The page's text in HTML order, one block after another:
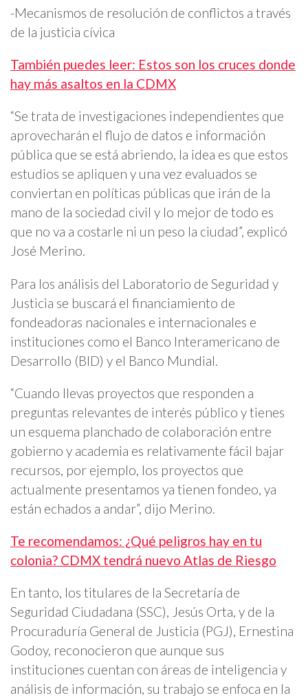
-Mecanismos de resolución de conflictos a través
de la justicia cívica
También puedes leer: Estos son los cruces donde
hay más asaltos en la CDMX
“Se trata de investigaciones independientes que
aprovecharán el flujo de datos e información
pública que se está abriendo, la idea es que estos
estudios se apliquen y una vez evaluados se
conviertan en políticas públicas que irán de la
mano de la sociedad civil y lo mejor de todo es
que no va a costarle ni un peso la ciudad”, explicó
José Merino.
Para los análisis del Laboratorio de Seguridad y
Justicia se buscará el financiamiento de
fondeadoras nacionales e internacionales e
instituciones como el Banco Interamericano de
Desarrollo (BID) y el Banco Mundial.
“Cuando llevas proyectos que responden a
preguntas relevantes de interés público y tienes
un esquema planchado de colaboración entre
gobierno y academia es relativamente fácil bajar
recursos, por ejemplo, los proyectos que
actualmente presentamos ya tienen fondeo, ya
están echados a andar”, dijo Merino.
Te recomendamos: ¿Qué peligros hay en tu
colonia? CDMX tendrá nuevo Atlas de Riesgo
En tanto, los titulares de la Secretaría de
Seguridad Ciudadana (SSC), Jesús Orta, y de la
Procuraduría General de Justicia (PGJ), Ernestina
Godoy, reconocieron que aunque sus
instituciones cuentan con áreas de inteligencia y
análisis de información, su trabajo se enfoca en la